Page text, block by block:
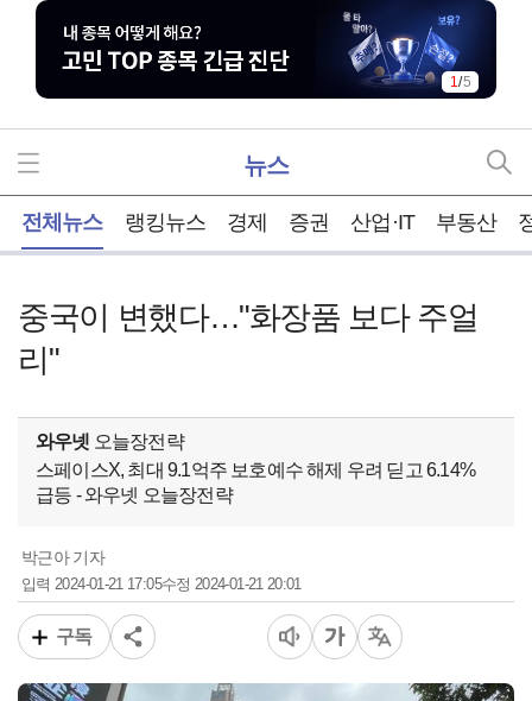
1/5
뉴스
전체뉴스 랭킹뉴스 경제 증권 산업·IT 부동산
중국이 변했다…"화장품 보다 주얼
리"
와우넷 오늘장전략
스페이스X, 최대 9.1억주 보호예수 해제 우려 딛고 6.14%
급등 - 와우넷 오늘장전략
박근아 기자
입력2024-01-21 17:05수정 2024-01-21 20:01
구독